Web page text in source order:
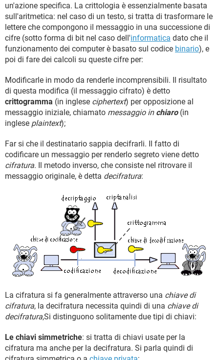
un'azione specifica. La crittologia è essenzialmente basata
sull'aritmetica: nel caso di un testo, si tratta di trasformare le
lettere che compongono il messaggio in una successione di
cifre (sotto forma di bit nel caso dell'informatica dato che il
funzionamento dei computer è basato sul codice binario), e
poi di fare dei calcoli su queste cifre per:
Modificarle in modo da renderle incomprensibili. Il risultato
di questa modifica (il messaggio cifrato) è detto
crittogramma (in inglese ciphertext) per opposizione al
messaggio iniziale, chiamato messaggio in chiaro(in
inglese plaintext);
Far si che il destinatario sappia decifrarli. Il fatto di
codificare un messaggio per renderlo segreto viene detto
cifratura. Il metodo inverso, che consiste nel ritrovare il
messaggio originale, è detta decifratura:
La cifratura si fa generalmente attraverso una chiave di
cifratura, la decifratura necessita quindi di una chiave di
decifratura,Si distinguono solitamente due tipi di chiavi:
Le chiavi simmetriche: si tratta di chiavi usate per la
cifratura ma anche per la decifratura. Si parla quindi di